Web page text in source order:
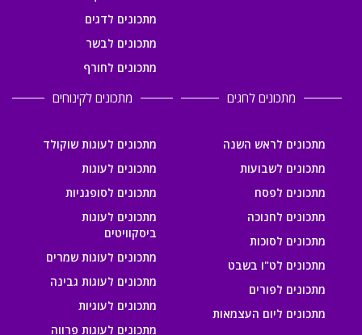
מתכונים לדגים
מתכונים לבשר
מתכונים לחורף
מתכונים לחגים
מתכונים לראש השנה
מתכונים לשבועות
מתכונים לפסח
מתכונים לחנוכה
מתכונים לסוכות
מתכונים לט"ו בשבט
מתכונים לפורים
מתכונים ליום העצמאות
מתכונים לקינוחים
מתכונים לעוגות שוקולד
מתכונים לעוגות
מתכונים לסופגניות
מתכונים לעוגות
ביסקוויטים
מתכונים לעוגות שמרים
מתכונים לעוגות גבינה
מתכונים לעוגיות
מתכונים לעוגות פרווה